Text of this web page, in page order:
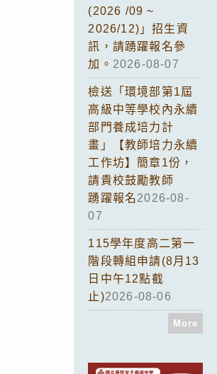
(2026 /09 ~
2026/12)」招生資
訊，請踴躍報名參
加。 2026-08-07
檢送「環境部第1屆
高級中等學校內永續
部門養成培力計
畫」【教師培力永續
工作坊】簡章1份，
請貴校鼓勵教師
踴躍報名2026-08-
07
115學年度高二第一
階段轉組申請(8月13
日中午12點截
止)2026-08-06
More